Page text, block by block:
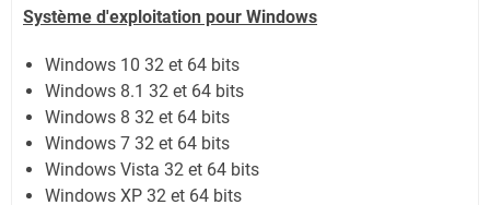
Système d'exploitation pour Windows
Windows 10 32 et 64 bits
Windows 8.1 32 et 64 bits
Windows 8 32 et 64 bits
Windows 7 32 et 64 bits
Windows Vista 32 et 64 bits
Windows XP 32 et 64 bits